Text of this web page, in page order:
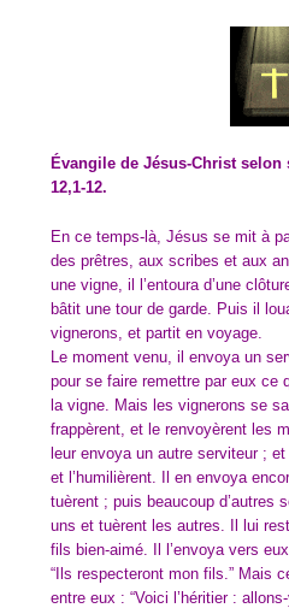
Évangile de Jésus-Christ selon
12,1-12.
En ce temps-là, Jésus se mit à
des prêtres, aux scribes et aux
une vigne, il l’entoura d’une
bâtit une tour de garde. Puis il
vignerons, et partit en voyage.
Le moment venu, il envoya un
pour se faire remettre par eux ce
la vigne. Mais les vignerons se
frappèrent, et le renvoyèrent les
leur envoya un autre serviteur ;
et l’humilièrent. Il en envoya
tuèrent ; puis beaucoup d’autres
uns et tuèrent les autres. Il lui
fils bien-aimé. Il l’envoya vers
“Ils respecteront mon fils.” Mais
entre eux : “Voici l’héritier :